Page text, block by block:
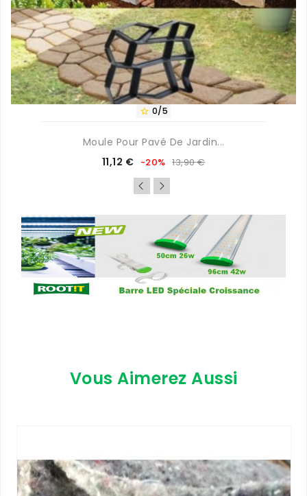
 0/5
Moule Pour Pavé De Jardin...
Prix
11,12 € Prix
de
base
-20% 13,90 €
Vous Aimerez Aussi